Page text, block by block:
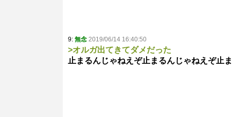
9: 無念 2019/06/14 16:40:50
>オルガ出てきてダメだった
止まるんじゃねえぞ止まるんじゃねえぞ止